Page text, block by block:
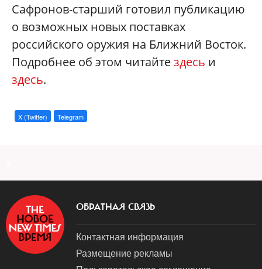
Сафронов-старший готовил публикацию
о возможных новых поставках
российского оружия на Ближний Восток.
Подробнее об этом читайтездесь и
здесь.
X (Twitter) Telegram
ОБРАТНАЯ СВЯЗЬ
Контактная информация
Размещение рекламы